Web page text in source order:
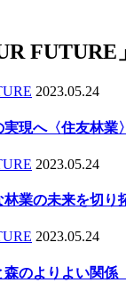
FUTURE 」
2023.05.24
現へ〈住友林業
2023.05.24
業の未来を切り
2023.05.24
のよりよい関